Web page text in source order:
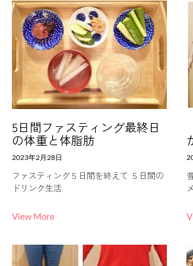
5日間ファスティング最終日
の体重と体脂肪
2023年2月28日
ファスティング５日間を終えて ５日間の
ドリンク生活
View More